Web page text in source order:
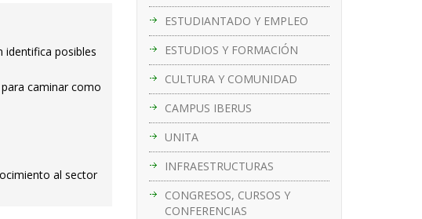
ESTUDIANTADO Y EMPLEO
ESTUDIOS Y FORMACIÓN
CULTURA Y COMUNIDAD
CAMPUS IBERUS
UNITA
INFRAESTRUCTURAS
CONGRESOS, CURSOS Y
CONFERENCIAS
identifica posibles
caminar como
al sector